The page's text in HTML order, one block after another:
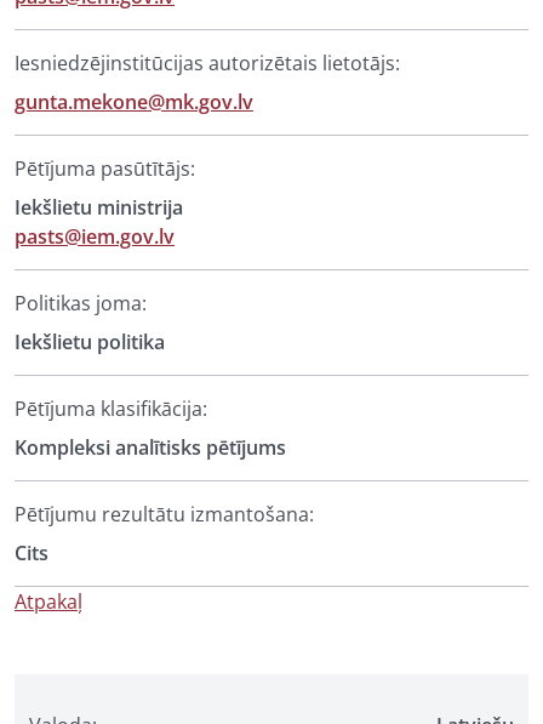
Iesniedzējinstitūcijas autorizētais lietotājs:
gunta.mekone@mk.gov.lv
Pētījuma pasūtītājs:
Iekšlietu ministrija
pasts@iem.gov.lv
Politikas joma:
Iekšlietu politika
Pētījuma klasifikācija:
Kompleksi analītisks pētījums
Pētījumu rezultātu izmantošana:
Cits
Atpakaļ